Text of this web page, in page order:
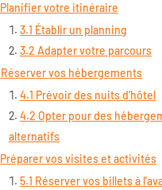
Planifier votre itinéraire
3.1 Établir un planning
3.2 Adapter votre parcours
Réserver vos hébergements
4.1 Prévoir des nuits d’hôtel
4.2 Opter pour des
alternatifs
Préparer vos visites et activités
5.1 Réserver vos billets à